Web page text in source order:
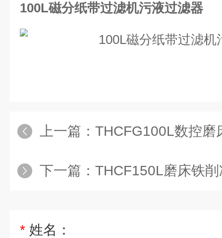
100L磁分纸带过滤机污液过滤器
上一篇： THCFG100L数控磨床磁辊
下一篇： THCF150L磨床铁
* 姓名：